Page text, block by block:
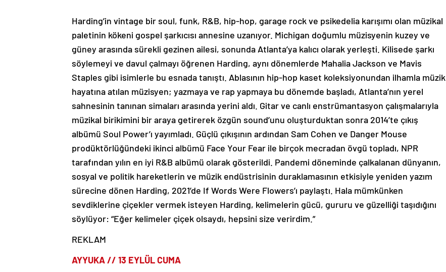
Harding’in vintage bir soul, funk, R&B, hip-hop, garage rock ve psikedelia karışımı olan müzikal
paletinin kökeni gospel şarkıcısı annesine uzanıyor. Michigan doğumlu müzisyenin kuzey ve
güney arasında sürekli gezinen ailesi, sonunda Atlanta’ya kalıcı olarak yerleşti. Kilisede şarkı
söylemeyi ve davul çalmayı öğrenen Harding, aynı dönemlerde Mahalia Jackson ve Mavis
Staples gibi isimlerle bu esnada tanıştı. Ablasının hip-hop kaset koleksiyonundan ilhamla müzik
hayatına atılan müzisyen; yazmaya ve rap yapmaya bu dönemde başladı, Atlanta’nın yerel
sahnesinin tanınan simaları arasında yerini aldı. Gitar ve canlı enstrümantasyon çalışmalarıyla
müzikal birikimini bir araya getirerek özgün sound’unu oluşturduktan sonra 2014’te çıkış
albümü Soul Power’ı yayımladı. Güçlü çıkışının ardından Sam Cohen ve Danger Mouse
prodüktörlüğündeki ikinci albümü Face Your Fear ile birçok mecradan övgü topladı, NPR
tarafından yılın en iyi R&B albümü olarak gösterildi. Pandemi döneminde çalkalanan dünyanın,
sosyal ve politik hareketlerin ve müzik endüstrisinin duraklamasının etkisiyle yeniden yazım
sürecine dönen Harding, 2021’de If Words Were Flowers’ı paylaştı. Hala mümkünken
sevdiklerine çiçekler vermek isteyen Harding, kelimelerin gücü, gururu ve güzelliği taşıdığını
söylüyor: “Eğer kelimeler çiçek olsaydı, hepsini size verirdim.”
REKLAM
AYYUKA // 13 EYLÜL CUMA